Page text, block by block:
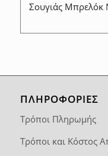
Σουγιάς Μπρελόκ
ΠΛΗΡΟΦΟΡΙΕΣ
Τρόποι Πληρωμής
Τρόποι και Κόστος